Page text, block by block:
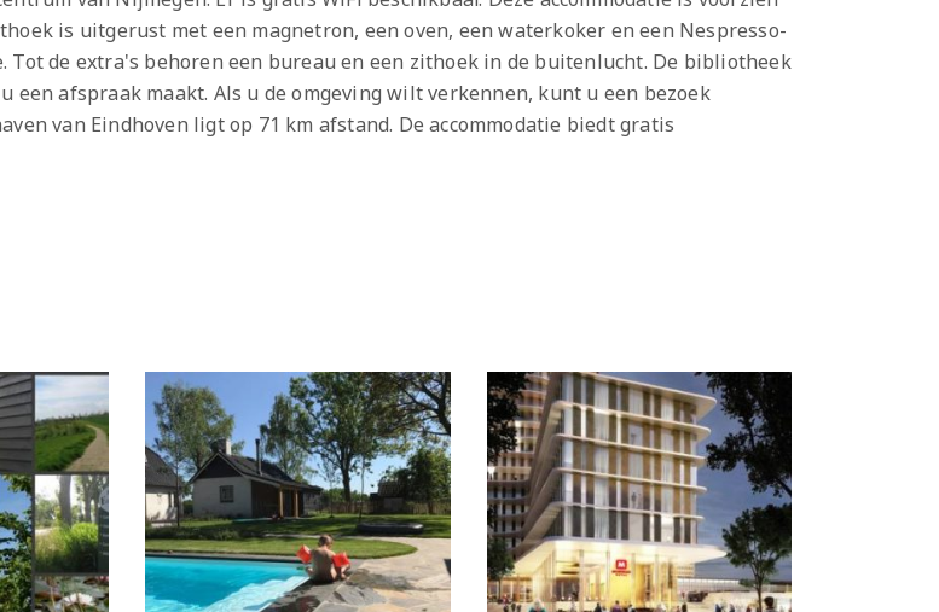
is uitgerust met een magnetron, een oven, een waterkoker en een Nespresso-
Tot de extra's behoren een bureau en een zithoek in de buitenlucht. De bibliotheek
afspraak maakt. Als u de omgeving wilt verkennen, kunt u een bezoek
van Eindhoven ligt op 71 km afstand. De accommodatie biedt gratis